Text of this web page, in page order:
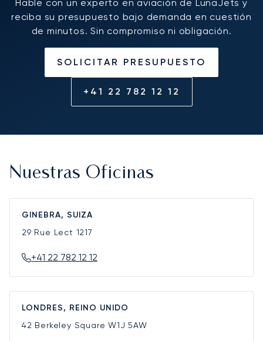
Hable con un experto en aviación de LunaJets y
reciba su presupuesto bajo demanda en cuestión
de minutos. Sin compromiso ni obligación.
SOLICITAR PRESUPUESTO
+41 22 782 12 12
Nuestras Oficinas
GINEBRA, SUIZA
29 Rue Lect 1217
+41 22 782 12 12
LONDRES, REINO UNIDO
42 Berkeley SquareW1J 5AW